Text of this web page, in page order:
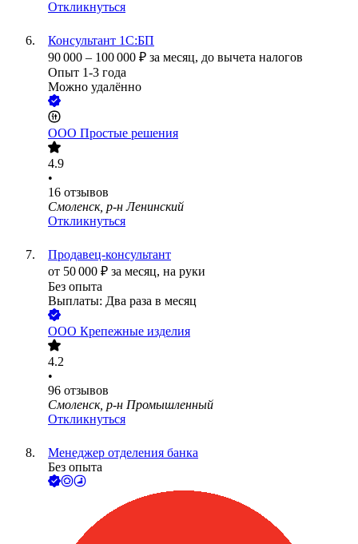
Откликнуться
Консультант 1С:БП
90 000 – 100 000 ₽ за месяц, до вычета налогов
Опыт 1-3 года
Можно удалённо
ООО Простые решения
4.9
•
16 отзывов
Смоленск, р-н Ленинский
Откликнуться
Продавец-консультант
от 50 000 ₽ за месяц, на руки
Без опыта
Выплаты: Два раза в месяц
ООО Крепежные изделия
4.2
•
96 отзывов
Смоленск, р-н Промышленный
Откликнуться
Менеджер отделения банка
Без опыта